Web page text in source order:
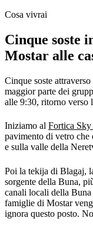
Cosa vivrai
Cinque soste
Mostar alle
Cinque soste
maggior parte dei
alle 9:30, ritorno verso
Iniziamo al Fortica
pavimento di vetro
e sulla valle della
Poi la tekija di Blagaj,
sorgente della Buna,
canali locali della
famiglie di Mostar
ignora questo posto.